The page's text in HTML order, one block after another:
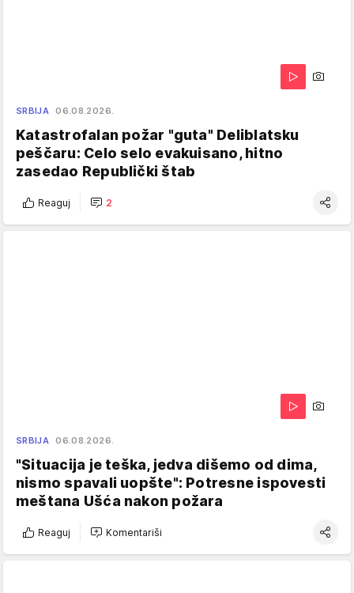
SRBIJA 06.08.2026.
Katastrofalan požar "guta" Deliblatsku
peščaru: Celo selo evakuisano, hitno
zasedao Republički štab
Reaguj 2
SRBIJA 06.08.2026.
"Situacija je teška, jedva dišemo od dima,
nismo spavali uopšte": Potresne ispovesti
meštana Ušća nakon požara
Reaguj Komentariši